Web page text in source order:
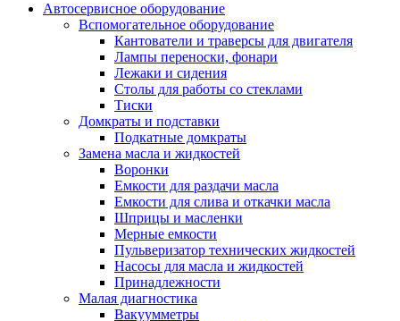
Автосервисное оборудование
Вспомогательное оборудование
Кантователи и траверсы для двигателя
Лампы переноски, фонари
Лежаки и сидения
Столы для работы со стеклами
Тиски
Домкраты и подставки
Подкатные домкраты
Замена масла и жидкостей
Воронки
Емкости для раздачи масла
Емкости для слива и откачки масла
Шприцы и масленки
Мерные емкости
Пульверизатор технических жидкостей
Насосы для масла и жидкостей
Принадлежности
Малая диагностика
Вакуумметры